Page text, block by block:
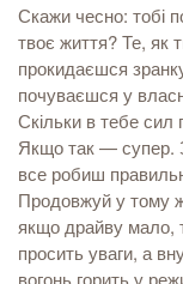
Скажи чесно: тобі
твоє життя? Те, як
прокидаєшся
почуваєшся у
Скільки в тебе сил
Якщо так — супер.
все робиш
Продовжуй у тому
якщо драйву мало,
просить уваги, а
вогонь горить у